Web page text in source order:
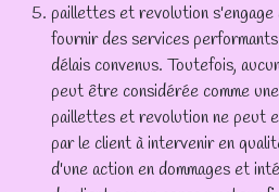
paillettes et revolution s'engage
fournir des services
délais convenus. Toutefois,
peut être considérée comme
paillettes et revolution ne peut
par le client à intervenir en
d'une action en dommages et